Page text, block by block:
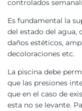
controlados
Es fundamental la
del estado del agua,
daños estéticos,
decoloraciones etc.
La piscina debe
que las presiones
que en el caso de
esta no se levante.